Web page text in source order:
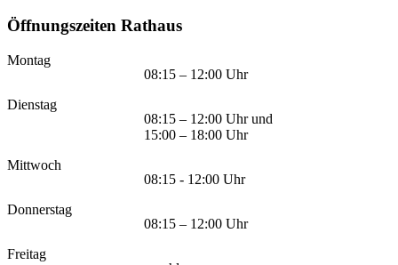
Öffnungszeiten Rathaus
Montag
08:15 – 12:00 Uhr
Dienstag
08:15 – 12:00 Uhr und
15:00 – 18:00 Uhr
Mittwoch
08:15 - 12:00 Uhr
Donnerstag
08:15 – 12:00 Uhr
Freitag